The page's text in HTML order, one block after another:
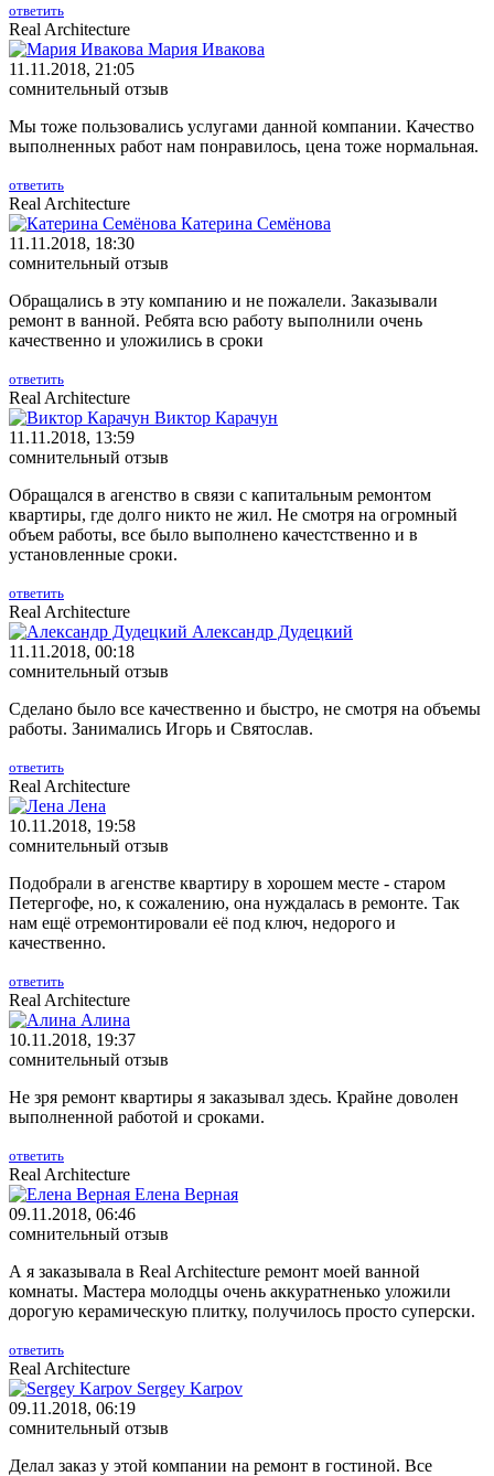
ответить
Real Architecture
Мария Ивакова
11.11.2018, 21:05
сомнительный отзыв
Мы тоже пользовались услугами данной компании. Качество
выполненных работ нам понравилось, цена тоже нормальная.
ответить
Real Architecture
Катерина Семёнова
11.11.2018, 18:30
сомнительный отзыв
Обращались в эту компанию и не пожалели. Заказывали
ремонт в ванной. Ребята всю работу выполнили очень
качественно и уложились в сроки
ответить
Real Architecture
Виктор Карачун
11.11.2018, 13:59
сомнительный отзыв
Обращался в агенство в связи с капитальным ремонтом
квартиры, где долго никто не жил. Не смотря на огромный
объем работы, все было выполнено качестственно и в
установленные сроки.
ответить
Real Architecture
Александр Дудецкий
11.11.2018, 00:18
сомнительный отзыв
Сделано было все качественно и быстро, не смотря на объемы
работы. Занимались Игорь и Святослав.
ответить
Real Architecture
Лена
10.11.2018, 19:58
сомнительный отзыв
Подобрали в агенстве квартиру в хорошем месте - старом
Петергофе, но, к сожалению, она нуждалась в ремонте. Так
нам ещё отремонтировали её под ключ, недорого и
качественно.
ответить
Real Architecture
Алина
10.11.2018, 19:37
сомнительный отзыв
Не зря ремонт квартиры я заказывал здесь. Крайне доволен
выполненной работой и сроками.
ответить
Real Architecture
Елена Верная
09.11.2018, 06:46
сомнительный отзыв
А я заказывала в Real Architecture ремонт моей ванной
комнаты. Мастера молодцы очень аккуратненько уложили
дорогую керамическую плитку, получилось просто суперски.
ответить
Real Architecture
Sergey Karpov
09.11.2018, 06:19
сомнительный отзыв
Делал заказ у этой компании на ремонт в гостиной. Все